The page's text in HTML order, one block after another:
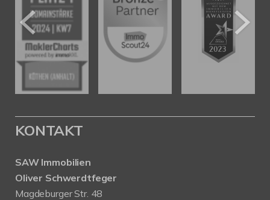
KONTAKT
SAW Immobilien
Oliver Schwerdtfeger
Magdeburger Str. 48